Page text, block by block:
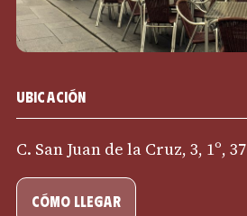
Ubicación
C. San Juan de la Cruz, 3, 1º,
cómo llegar